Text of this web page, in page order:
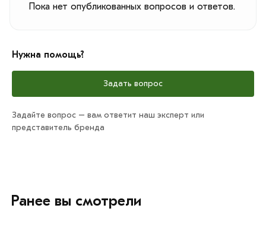
Пока нет опубликованных вопросов и ответов.
Нужна помощь?
Задать вопрос
Задайте вопрос – вам ответит наш эксперт или
представитель бренда
Ранее вы смотрели